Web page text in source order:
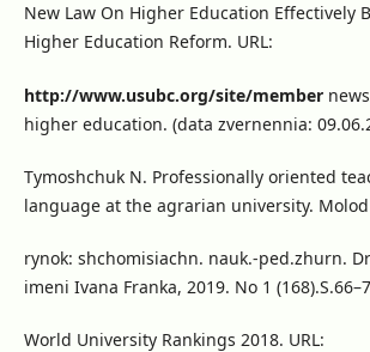
New Law On Higher Education Effectively
Higher Education Reform. URL:
http://www.usubc.org/site/member
higher education. (data zvernennia:
Tymoshchuk N. Professionally oriented
language at the agrarian university.
rynok: shchomisiachn. nauk.-ped.zhurn.
imeni Ivana Franka, 2019. No 1
World University Rankings 2018. URL: